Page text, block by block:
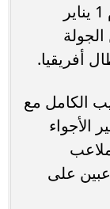
وتسافر بعثه الأهلي إلى الجزائر يوم 1 يناير
أفريقيا.
الكامل مع
الأجواء
على